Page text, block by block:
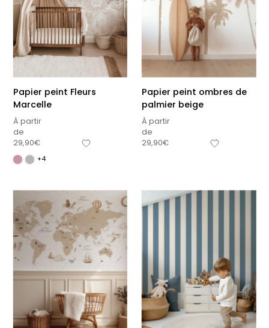
Papier peint Fleurs
Marcelle
À partir
de
29,90€
+4
Papier peint ombres de
palmier beige
À partir
de
29,90€